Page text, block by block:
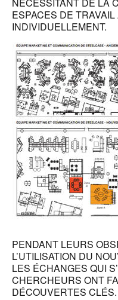
NÉCESSITANT DE LA
ESPACES DE
INDIVIDUELLEMENT.
PENDANT LEURS
L’UTILISATION DU
LES ÉCHANGES QUI
CHERCHEURS ONT
DÉCOUVERTES CLÉS.